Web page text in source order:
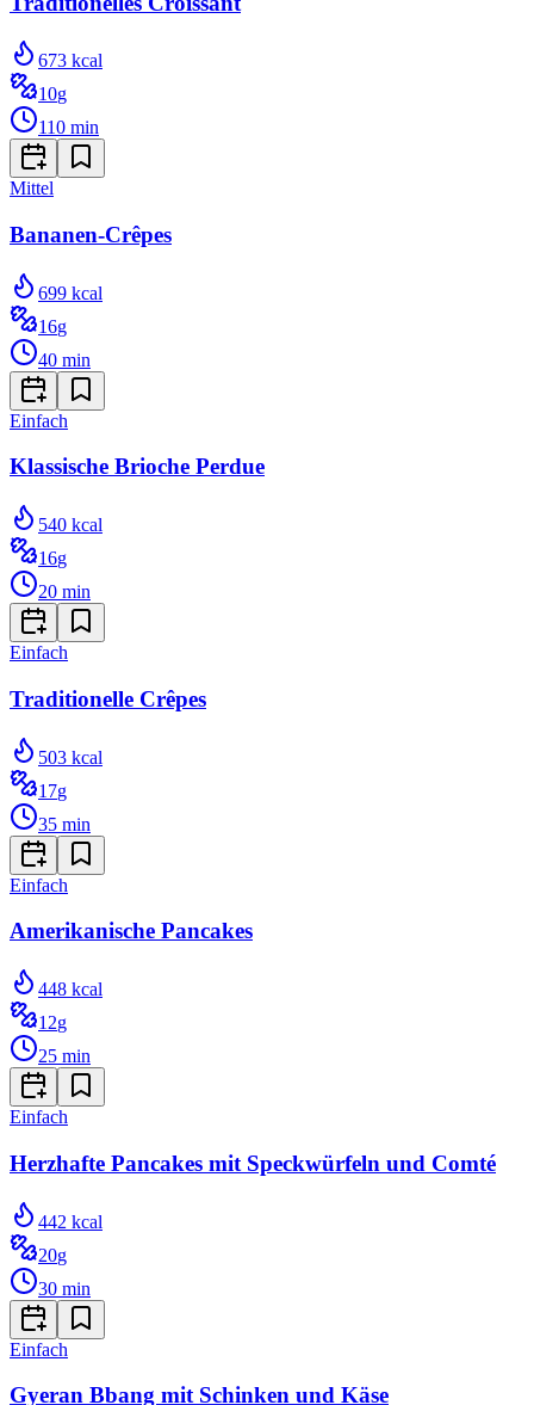
673 kcal
10g
110 min
Mittel
Bananen-Crêpes
699 kcal
16g
40 min
Einfach
Klassische Brioche Perdue
540 kcal
16g
20 min
Einfach
Traditionelle Crêpes
503 kcal
17g
35 min
Einfach
Amerikanische Pancakes
448 kcal
12g
25 min
Einfach
Herzhafte Pancakes mit Speckwürfeln und Comté
442 kcal
20g
30 min
Einfach
Gyeran Bbang mit Schinken und Käse